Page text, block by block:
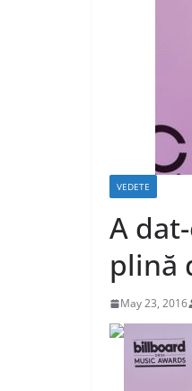
VEDETE
A
plină
May 23, 2016